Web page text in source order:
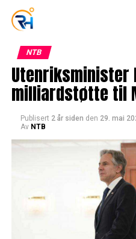
NTB
Utenriksminister
milliardstøtte til
Publisert 2 år siden den 29. mai
Av NTB